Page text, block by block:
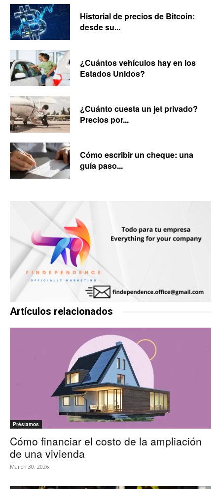
Historial de precios de Bitcoin:
desde su...
¿Cuántos vehículos hay en los
Estados Unidos?
¿Cuánto cuesta un jet privado?
Precios por...
Cómo escribir un cheque: una
guía paso...
Artículos relacionados
Préstamos
Cómo financiar el costo de la ampliación
de una vivienda
March 30, 2026